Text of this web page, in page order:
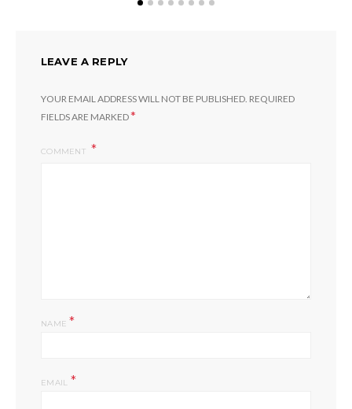
LEAVE A REPLY
YOUR EMAIL ADDRESS WILL NOT BE PUBLISHED. REQUIRED
FIELDS ARE MARKED*
COMMENT
NAME *
EMAIL *